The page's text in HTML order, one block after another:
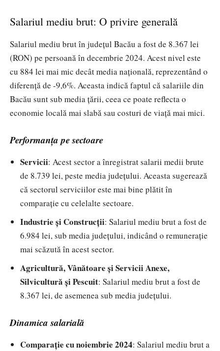
Salariul mediu brut: O privire generală
Salariul mediu brut în județul Bacău a fost de 8.367 lei
(RON) pe persoană în decembrie 2024. Acest nivel este
cu 884 lei mai mic decât media națională, reprezentând o
diferență de -9,6%. Aceasta indică faptul că salariile din
Bacău sunt sub media țării, ceea ce poate reflecta o
economie locală mai slabă sau costuri de viață mai mici.
Performanța pe sectoare
Servicii: Acest sector a înregistrat salarii medii brute
de 8.739 lei, peste media județului. Aceasta sugerează
că sectorul serviciilor este mai bine plătit în
comparație cu celelalte sectoare.
Industrie și Construcții: Salariul mediu brut a fost de
6.984 lei, sub media județului, indicând o remunerație
mai scăzută în acest sector.
Agricultură, Vânătoare și Servicii Anexe,
Silvicultură și Pescuit: Salariul mediu brut a fost de
8.367 lei, de asemenea sub media județului.
Dinamica salarială
Comparație cu noiembrie 2024: Salariul mediu brut a